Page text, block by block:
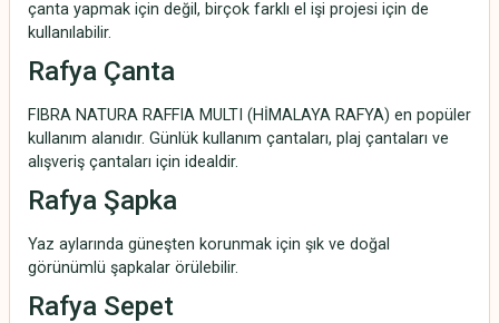
çanta yapmak için değil, birçok farklı el işi projesi için de
kullanılabilir.
Rafya Çanta
FIBRA NATURA RAFFIA MULTI (HİMALAYA RAFYA) en popüler
kullanım alanıdır. Günlük kullanım çantaları, plaj çantaları ve
alışveriş çantaları için idealdir.
Rafya Şapka
Yaz aylarında güneşten korunmak için şık ve doğal
görünümlü şapkalar örülebilir.
Rafya Sepet